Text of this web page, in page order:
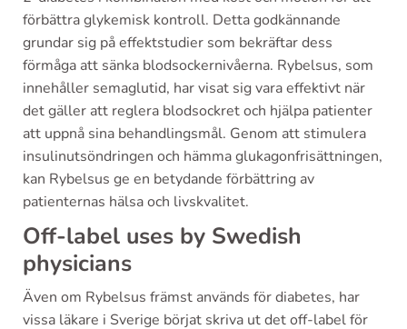
förbättra glykemisk kontroll. Detta godkännande
grundar sig på effektstudier som bekräftar dess
förmåga att sänka blodsockernivåerna. Rybelsus, som
innehåller semaglutid, har visat sig vara effektivt när
det gäller att reglera blodsockret och hjälpa patienter
att uppnå sina behandlingsmål. Genom att stimulera
insulinutsöndringen och hämma glukagonfrisättningen,
kan Rybelsus ge en betydande förbättring av
patienternas hälsa och livskvalitet.
Off-label uses by Swedish
physicians
Även om Rybelsus främst används för diabetes, har
vissa läkare i Sverige börjat skriva ut det off-label för